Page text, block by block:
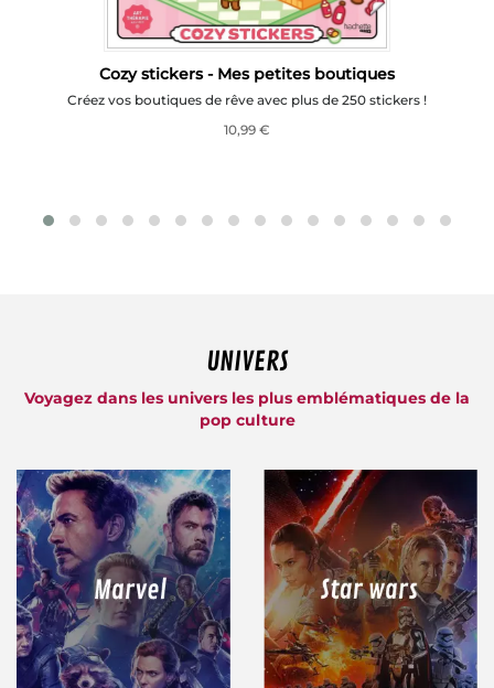
Cozy stickers - Mes petites boutiques
Créez vos boutiques de rêve avec plus de 250 stickers !
10,99 €
UNIVERS
Voyagez dans les univers les plus emblématiques de la
pop culture